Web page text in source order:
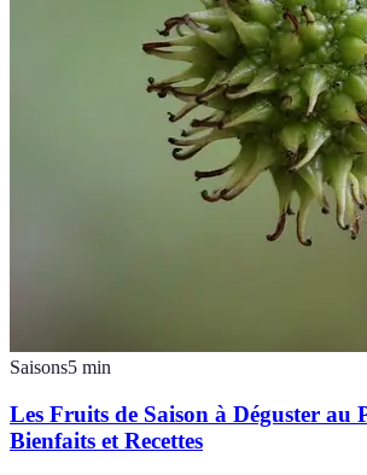
Saisons5 min
Les Fruits de Saison à Déguster au
Bienfaits et Recettes